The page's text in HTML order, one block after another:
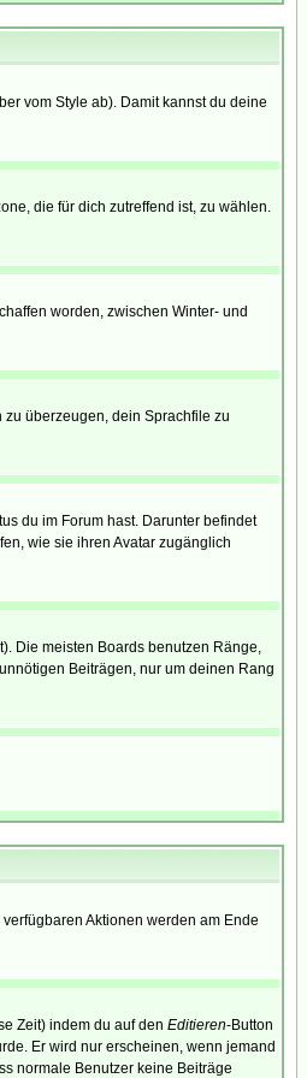
vom Style ab). Damit kannst du deine
die für dich zutreffend ist, zu wählen.
worden, zwischen Winter- und
überzeugen, dein Sprachfile zu
du im Forum hast. Darunter befindet
wie sie ihren Avatar zugänglich
Die meisten Boards benutzen Ränge,
Beiträgen, nur um deinen Rang
Aktionen werden am Ende
Zeit) indem du auf den Editieren-Button
Er wird nur erscheinen, wenn jemand
normale Benutzer keine Beiträge